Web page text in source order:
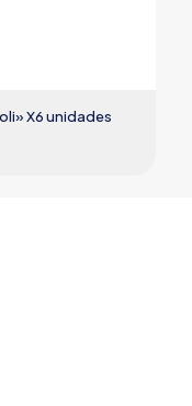
X6 unidades